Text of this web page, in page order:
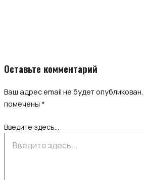
Оставьте комментарий
Ваш адрес email не будет опубликован.
помечены *
Введите здесь...